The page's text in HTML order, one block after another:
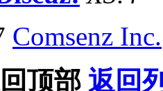
Comsenz Inc.
顶部 返回